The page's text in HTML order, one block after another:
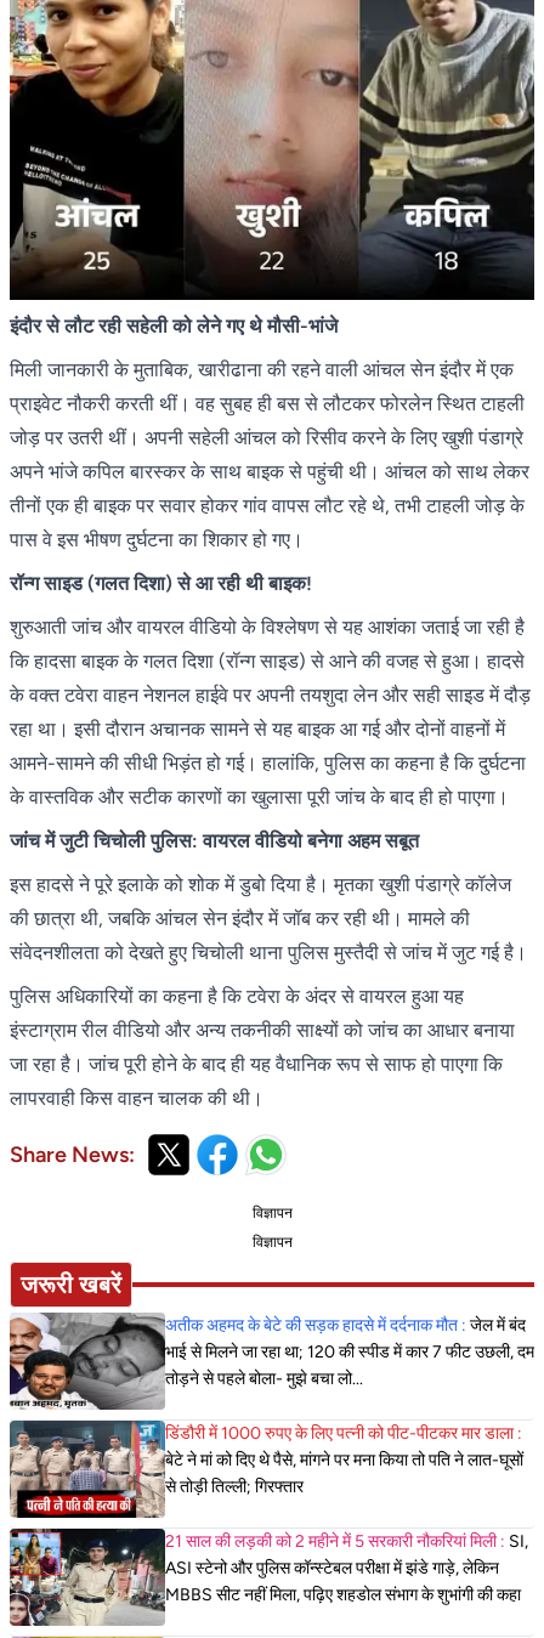
इंदौर से लौट रही सहेली को लेने गए थे मौसी-भांजे
मिली जानकारी के मुताबिक, खारीढाना की रहने वाली आंचल सेन इंदौर में एक
प्राइवेट नौकरी करती थीं। वह सुबह ही बस से लौटकर फोरलेन स्थित टाहली
जोड़ पर उतरी थीं। अपनी सहेली आंचल को रिसीव करने के लिए खुशी पंडाग्रे
अपने भांजे कपिल बारस्कर के साथ बाइक से पहुंची थी। आंचल को साथ लेकर
तीनों एक ही बाइक पर सवार होकर गांव वापस लौट रहे थे, तभी टाहली जोड़ के
पास वे इस भीषण दुर्घटना का शिकार हो गए।
रॉन्ग साइड (गलत दिशा) से आ रही थी बाइक!
शुरुआती जांच और वायरल वीडियो के विश्लेषण से यह आशंका जताई जा रही है
कि हादसा बाइक के गलत दिशा (रॉन्ग साइड) से आने की वजह से हुआ। हादसे
के वक्त टवेरा वाहन नेशनल हाईवे पर अपनी तयशुदा लेन और सही साइड में दौड़
रहा था। इसी दौरान अचानक सामने से यह बाइक आ गई और दोनों वाहनों में
आमने-सामने की सीधी भिड़ंत हो गई। हालांकि, पुलिस का कहना है कि दुर्घटना
के वास्तविक और सटीक कारणों का खुलासा पूरी जांच के बाद ही हो पाएगा।
जांच में जुटी चिचोली पुलिस: वायरल वीडियो बनेगा अहम सबूत
इस हादसे ने पूरे इलाके को शोक में डुबो दिया है। मृतका खुशी पंडाग्रे कॉलेज
की छात्रा थी, जबकि आंचल सेन इंदौर में जॉब कर रही थी। मामले की
संवेदनशीलता को देखते हुए चिचोली थाना पुलिस मुस्तैदी से जांच में जुट गई है।
पुलिस अधिकारियों का कहना है कि टवेरा के अंदर से वायरल हुआ यह
इंस्टाग्राम रील वीडियो और अन्य तकनीकी साक्ष्यों को जांच का आधार बनाया
जा रहा है। जांच पूरी होने के बाद ही यह वैधानिक रूप से साफ हो पाएगा कि
लापरवाही किस वाहन चालक की थी।
Share News:
विज्ञापन
विज्ञापन
जरूरी खबरें
अतीक अहमद के बेटे की सड़क हादसे में दर्दनाक मौत : जेल में बंद
भाई से मिलने जा रहा था; 120 की स्पीड में कार 7 फीट उछली, दम
तोड़ने से पहले बोला- मुझे बचा लो...
डिंडौरी में 1000 रुपए के लिए पत्नी को पीट-पीटकर मार डाला :
बेटे ने मां को दिए थे पैसे, मांगने पर मना किया तो पति ने लात-घूसों
से तोड़ी तिल्ली; गिरफ्तार
21 साल की लड़की को 2 महीने में 5 सरकारी नौकरियां मिली : SI,
ASI स्टेनो और पुलिस कॉन्स्टेबल परीक्षा में झंडे गाड़े, लेकिन
MBBS सीट नहीं मिला, पढ़िए शहडोल संभाग के शुभांगी की कहा